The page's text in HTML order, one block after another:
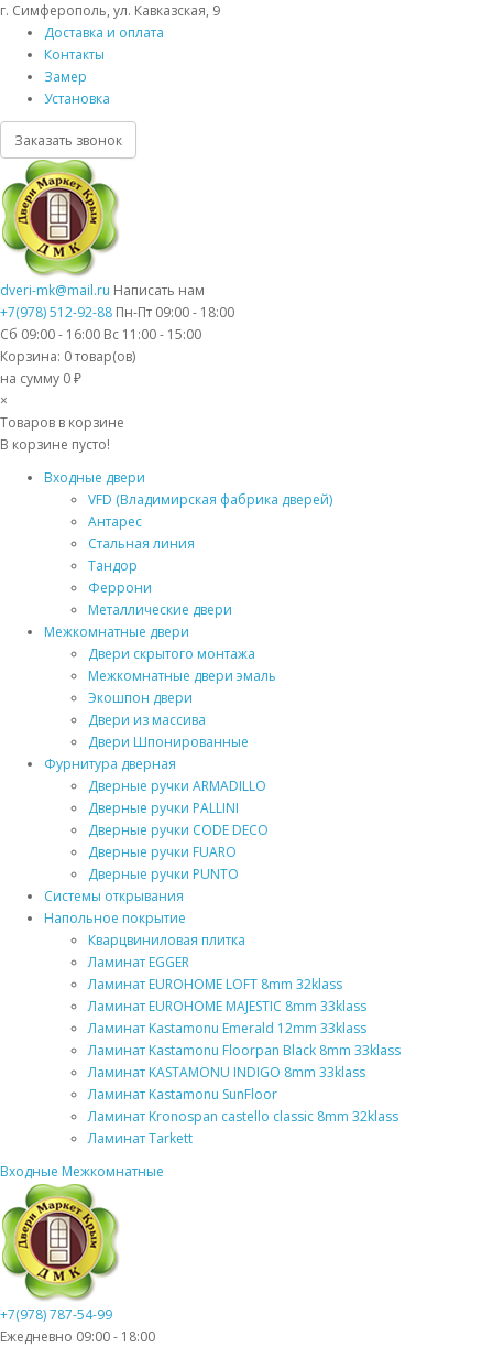
г. Симферополь, ул. Кавказская, 9
Доставка и оплата
Контакты
Замер
Установка
Заказать звонок
dveri-mk@mail.ru Написать нам
+7(978) 512-92-88 Пн-Пт 09:00 - 18:00
Сб 09:00 - 16:00 Вс 11:00 - 15:00
Корзина: 0товар(ов)
на сумму 0 ₽
×
Товаров в корзине
В корзине пусто!
Входные двери
VFD (Владимирская фабрика дверей)
Антарес
Стальная линия
Тандор
Феррони
Металлические двери
Межкомнатные двери
Двери скрытого монтажа
Межкомнатные двери эмаль
Экошпон двери
Двери из массива
Двери Шпонированные
Фурнитура дверная
Дверные ручки ARMADILLO
Дверные ручки PALLINI
Дверные ручки CODE DECO
Дверные ручки FUARO
Дверные ручки PUNTO
Системы открывания
Напольное покрытие
Кварцвиниловая плитка
Ламинат EGGER
Ламинат EUROHOME LOFT 8mm 32klass
Ламинат EUROHOME MAJESTIC 8mm 33klass
Ламинат Kastamonu Emerald 12mm 33klass
Ламинат Kastamonu Floorpan Black 8mm 33klass
Ламинат KASTAMONU INDIGO 8mm 33klass
Ламинат Kastamonu SunFloor
Ламинат Kronospan castello classic 8mm 32klass
Ламинат Tarkett
Входные Межкомнатные
+7(978) 787-54-99
Ежедневно 09:00 - 18:00